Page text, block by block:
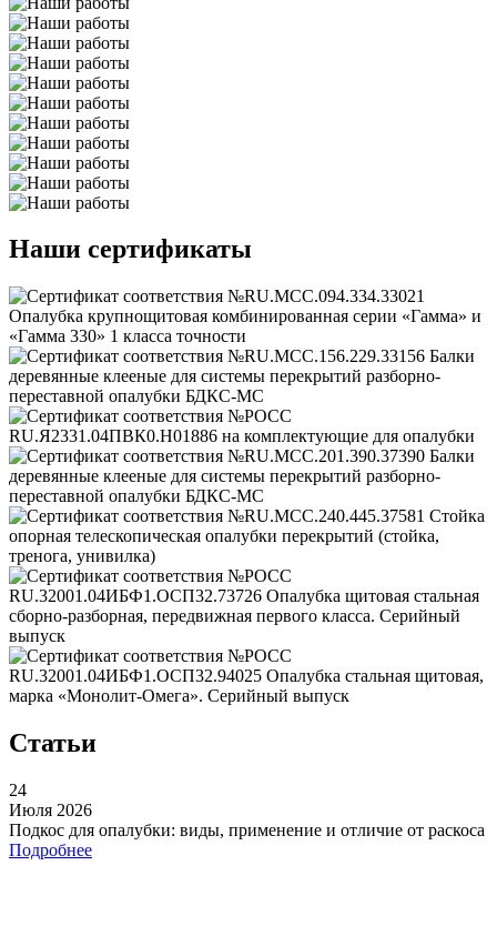
Наши сертификаты
Статьи
24
Июля 2026
Подкос для опалубки: виды, применение и отличие от раскоса
Подробнее